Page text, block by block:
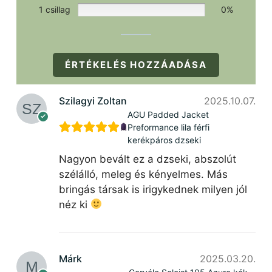
1 csillag
0%
ÉRTÉKELÉS HOZZÁADÁSA
Szilagyi Zoltan 2025.10.07.
AGU Padded Jacket
Preformance lila férfi
kerékpáros dzseki
Nagyon bevált ez a dzseki, abszolút
szélálló, meleg és kényelmes. Más
bringás társak is irigykednek milyen jól
néz ki
Márk 2025.03.20.